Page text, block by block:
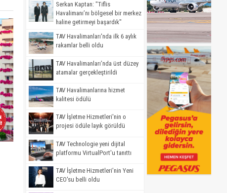
Serkan Kaptan: "Tiflis
Havalimanı’nı bölgesel bir merkez
haline getirmeyi başardık"
TAV Havalimanları'nda ilk 6 aylık
rakamlar belli oldu
TAV Havalimanları’nda üst düzey
atamalar gerçekleştirildi
TAV Havalimanlarına hizmet
kalitesi ödülü
TAV İşletme Hizmetleri'nin o
projesi ödüle layık görüldü
TAV Technologie yeni dijital
platformu VirtualPort'u tanıttı
TAV İşletme Hizmetleri’nin Yeni
CEO'su belli oldu